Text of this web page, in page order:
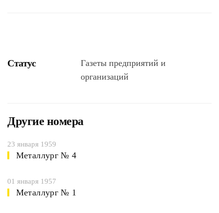
Статус
Газеты предприятий и
организаций
Другие номера
23 января 1959
Металлург № 4
01 января 1957
Металлург № 1